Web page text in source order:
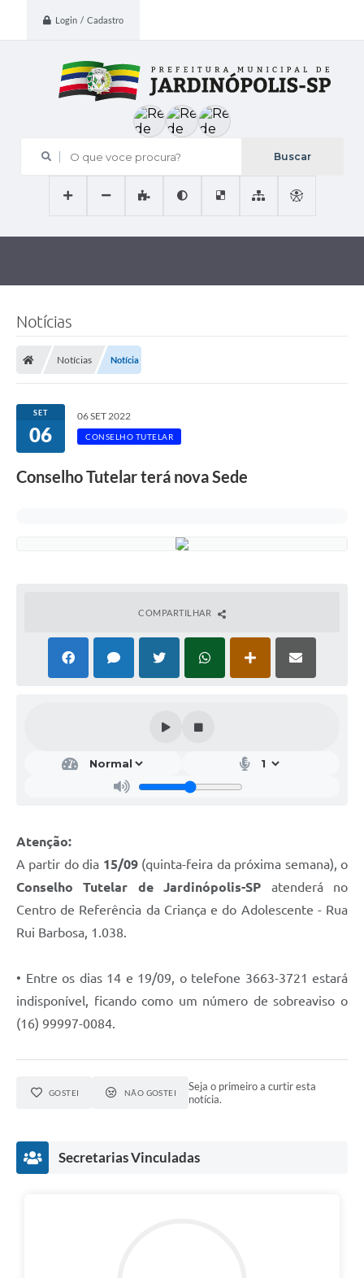
Login / Cadastro
O que voce procura?
Notícias
Notícias Notícia
SET
06
06 SET 2022
CONSELHO TUTELAR
Conselho Tutelar terá nova Sede
COMPARTILHAR
Atenção:
A partir do dia 15/09(quinta-feira da próxima semana), o
Conselho Tutelar de Jardinópolis-SP atenderá no
Centro de Referência da Criança e do Adolescente - Rua
Rui Barbosa, 1.038.
• Entre os dias 14 e 19/09, o telefone 3663-3721 estará
indisponível, ficando como um número de sobreaviso o
(16) 99997-0084.
GOSTEI NÃO GOSTEI
Seja o primeiro a curtir esta
notícia.
Secretarias Vinculadas